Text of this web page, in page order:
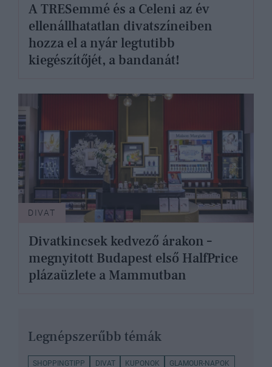
A TRESemmé és a Celeni az év
ellenállhatatlan divatszíneiben
hozza el a nyár legtutibb
kiegészítőjét, a bandanát!
DIVAT
Divatkincsek kedvező árakon –
megnyitott Budapest első HalfPrice
plázaüzlete a Mammutban
Legnépszerűbb témák
SHOPPINGTIPP DIVAT KUPONOK GLAMOUR-NAPOK